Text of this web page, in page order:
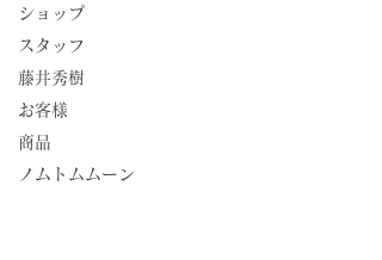
ショップ
スタッフ
藤井秀樹
お客様
商品
ノムトムムーン